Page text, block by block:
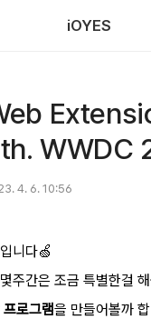
iOYES
WWDC
4. 6. 10:56
입니다🍏
주간은 조금 특별한걸
로그램을 만들어볼까